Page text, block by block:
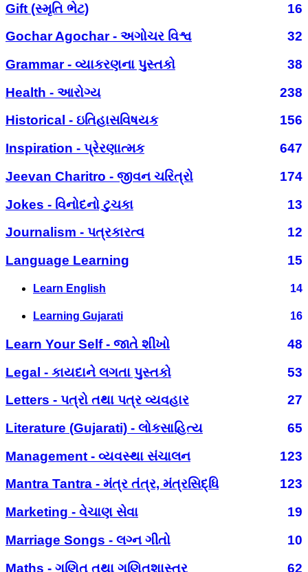
Gift (સ્મૃતિ ભેટ)
16
Gochar Agochar - અગોચર વિશ્વ
32
Grammar - વ્યાકરણના પુસ્તકો
38
Health - આરોગ્ય
238
Historical - ઇતિહાસવિષયક
156
Inspiration - પ્રેરણાત્મક
647
Jeevan Charitro - જીવન ચરિત્રો
174
Jokes - વિનોદનો ટુચકા
13
Journalism - પત્રકારત્વ
12
Language Learning
15
Learn English 14
Learning Gujarati 16
Learn Your Self - જાતે શીખો
48
Legal - કાયદાને લગતા પુસ્તકો
53
Letters - પત્રો તથા પત્ર વ્યવહાર
27
Literature (Gujarati) - લોકસાહિત્ય
65
Management - વ્યવસ્થા સંચાલન
123
Mantra Tantra - મંત્ર તંત્ર, મંત્રસિદ્ધિ
123
Marketing - વેચાણ સેવા
19
Marriage Songs - લગ્ન ગીતો
10
Maths - ગણિત તથા ગણિતશાસ્ત્ર
62